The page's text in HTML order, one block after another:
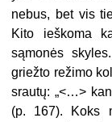
nebus, bet vis
Kito ieškoma
sąmonės
griežto režimo
srautų: „<…>
(p. 167). Koks